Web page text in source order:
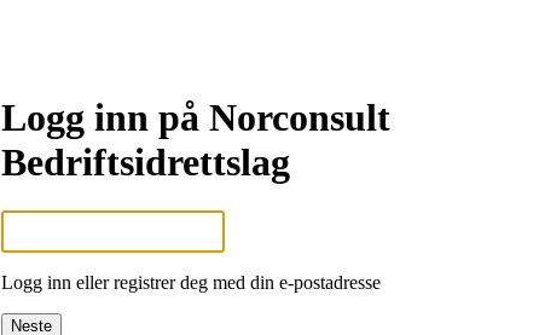
Logg inn på Norconsult
Bedriftsidrettslag
Logg inn eller registrer deg med din e-postadresse
Neste